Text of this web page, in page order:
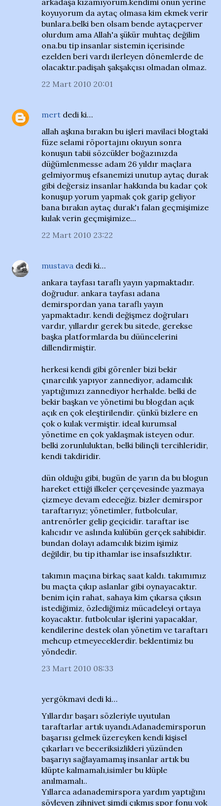
koyuyorum da aytaç olmasa kim ekmek verir
bunlara.belki ben olsam bende aytaçperver
olurdum ama Allah'a şükür muhtaç değilim
ona.bu tip insanlar sistemin içerisinde
ezelden beri vardı ilerleyen dönemlerde de
olacaktır.padişah şakşakçısı olmadan olmaz.
22 Mart 2010 20:01
mert dedi ki…
allah aşkına bırakın bu işleri mavilaci blogtaki
füze selami röportajını okuyun sonra
konuşun tabii sözcükler boğazınızda
düğümlenmesse adam 26 yıldır maçlara
gelmiyormuş efsanemizi unutup aytaç durak
gibi değersiz insanlar hakkında bu kadar çok
konuşup yorum yapmak çok garip geliyor
bana bırakın aytaç durak'ı falan geçmişimize
kulak verin geçmişimize...
22 Mart 2010 23:22
mustava dedi ki…
ankara tayfası taraflı yayın yapmaktadır.
doğrudur. ankara tayfası adana
demirspordan yana taraflı yayın
yapmaktadır. kendi değişmez doğruları
vardır, yıllardır gerek bu sitede, gerekse
başka platformlarda bu düüncelerini
dillendirmiştir.
herkesi kendi gibi görenler bizi bekir
çınarcılık yapıyor zannediyor, adamcılık
yaptığımızı zannediyor herhalde. belki de
bekir başkan ve yönetimi bu blogdan açık
açık en çok eleştirilendir. çünkü bizlere en
çok o kulak vermiştir. ideal kurumsal
yönetime en çok yaklaşmak isteyen odur.
belki zorunluluktan, belki bilinçli tercihleridir,
kendi takdiridir.
dün olduğu gibi, bugün de yarın da bu blogun
hareket ettiği ilkeler çerçevesinde yazmaya
çizmeye devam edeceğiz. bizler demirspor
taraftarıyız; yönetimler, futbolcular,
antrenörler gelip geçicidir. taraftar ise
kalıcıdır ve aslında kulübün gerçek sahibidir.
bundan dolayı adamcılık bizim işimiz
değildir, bu tip ithamlar ise insafsızlıktır.
takımın maçına birkaç saat kaldı. takımımız
bu maçta çıkıp aslanlar gibi oynayacaktır.
benim için rahat, sahaya kim çıkarsa çıksın
istediğimiz, özlediğimiz mücadeleyi ortaya
koyacaktır. futbolcular işlerini yapacaklar,
kendilerine destek olan yönetim ve taraftarı
mehcup etmeyeceklerdir. beklentimiz bu
yöndedir.
23 Mart 2010 08:33
yergökmavi dedi ki…
Yıllardır başarı sözleriyle uyutulan
taraftarlar artık uyandı.Adanademirsporun
başarısı gelmek üzereyken kendi kişisel
çıkarları ve beceriksizlikleri yüzünden
başarıyı sağlayamamış insanlar artık bu
klüpte kalmamalı,isimler bu klüple
anılmamalı..
Yıllarca adanademirspora yardım yaptığını
söyleyen zihniyet şimdi çıkmış spor fonu yok